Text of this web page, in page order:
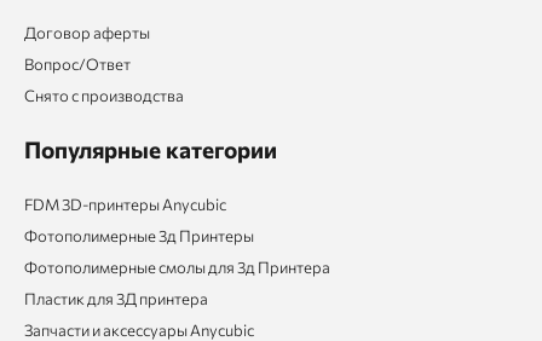
Договор аферты
Вопрос/Ответ
Снято с производства
Популярные категории
FDM 3D-принтеры Anycubic
Фотополимерные 3д Принтеры
Фотополимерные смолы для 3д Принтера
Пластик для 3Д принтера
Запчасти и аксессуары Anycubic